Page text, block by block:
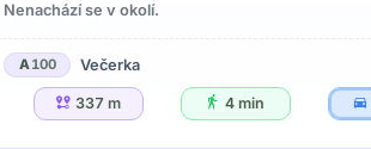
Nenachází se v okolí.
A100 Večerka
337 m 4 min